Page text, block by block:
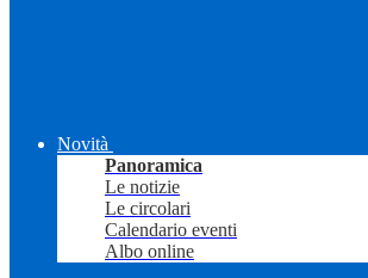
Novità
Panoramica
Le notizie
Le circolari
Calendario eventi
Albo online